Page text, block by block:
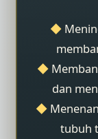
◆
◆
dan
◆
tubuh